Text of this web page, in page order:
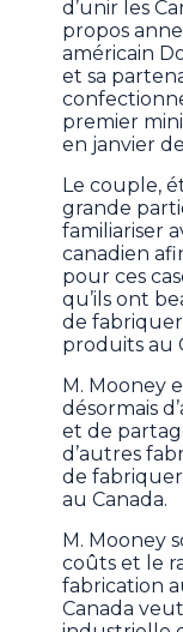
d’unir les
propos
américain
et sa
premier
en janvier
Le couple,
grande
familiariser
canadien
pour ces
qu’ils ont
de
produits au
M. Mooney
désormais
et de
d’autres
de
au Canada.
M. Mooney
coûts et le
fabrication
Canada